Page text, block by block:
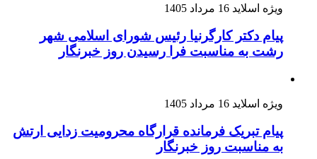
ویژه اسلاید 16 مرداد 1405
پیام دکتر کارگرنیا رئیس شورای اسلامی شهر
رشت به مناسبت فرا رسیدن روز خبرنگار
ویژه اسلاید 16 مرداد 1405
پیام تبریک فرمانده قرارگاه محرومیت‌ زدایی ارتش
به مناسبت روز خبرنگار